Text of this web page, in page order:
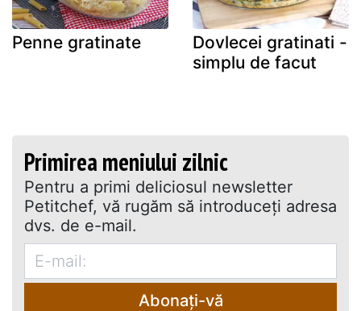
Penne gratinate
Dovlecei gratinati -
simplu de facut
Primirea meniului zilnic
Pentru a primi deliciosul newsletter
Petitchef, vă rugăm să introduceţi adresa
dvs. de e-mail.
Abonați-vă